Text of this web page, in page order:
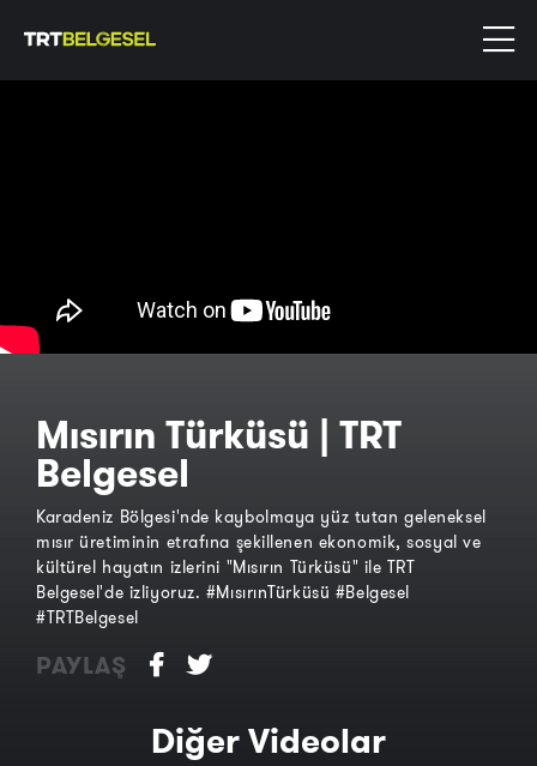
Mısırın Türküsü | TRT
Belgesel
Karadeniz Bölgesi'nde kaybolmaya yüz tutan geleneksel
mısır üretiminin etrafına şekillenen ekonomik, sosyal ve
kültürel hayatın izlerini "Mısırın Türküsü" ile TRT
Belgesel'de izliyoruz. #MısırınTürküsü #Belgesel
#TRTBelgesel
PAYLAŞ
Diğer Videolar